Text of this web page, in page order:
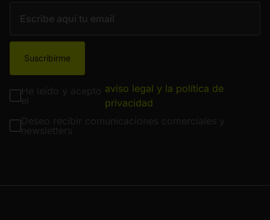
Suscribirme
aviso legal y la política de
privacidad